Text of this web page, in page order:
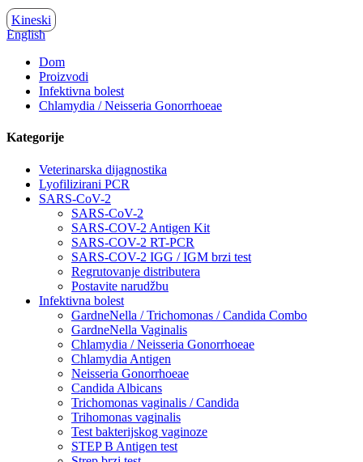
Kineski
English
Dom
Proizvodi
Infektivna bolest
Chlamydia / Neisseria Gonorrhoeae
Kategorije
Veterinarska dijagnostika
Lyofilizirani PCR
SARS-CoV-2
SARS-CoV-2
SARS-COV-2 Antigen Kit
SARS-COV-2 RT-PCR
SARS-COV-2 IGG / IGM brzi test
Regrutovanje distributera
Postavite narudžbu
Infektivna bolest
GardneNella / Trichomonas / Candida Combo
GardneNella Vaginalis
Chlamydia / Neisseria Gonorrhoeae
Chlamydia Antigen
Neisseria Gonorrhoeae
Candida Albicans
Trichomonas vaginalis / Candida
Trihomonas vaginalis
Test bakterijskog vaginoze
STEP B Antigen test